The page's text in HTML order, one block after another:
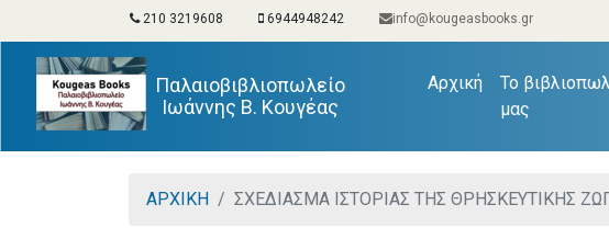
210 3219608 6944948242 info@kougeasbooks.gr
Παλαιοβιβλιοπωλείο
Ιωάννης Β. Κουγέας
Αρχική(current)
Το
μας
ΑΡΧΙΚΗ ΣΧΕΔΙΑΣΜΑ ΙΣΤΟΡΙΑΣ ΤΗΣ ΘΡΗΣΚΕΥΤΙΚΗΣ